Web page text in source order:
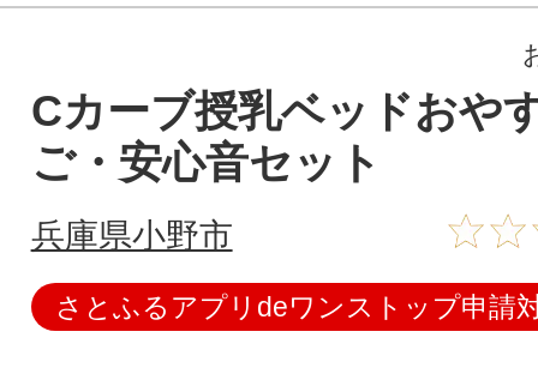
Cカーブ授乳ベッドおや
ご・安心音セット
兵庫県小野市
さとふるアプリdeワンストップ申請